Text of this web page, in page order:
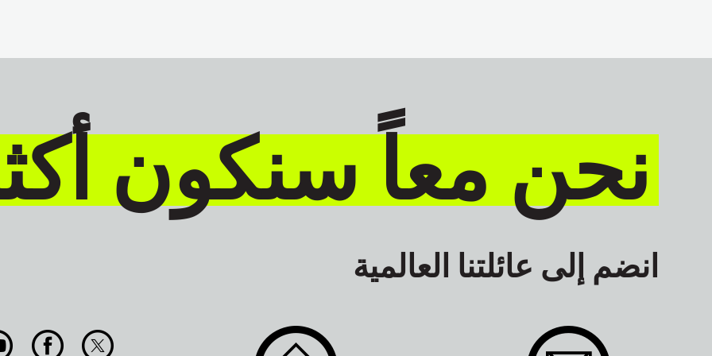
نحن معاً سنكون
انضم إلى عائلتنا العالمية